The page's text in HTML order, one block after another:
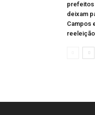
prefeitos
deixam
Campos
reeleição